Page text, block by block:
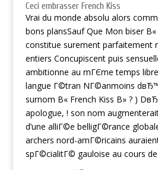
Ceci embrasser French Kiss
Vrai du monde absolu alors
bons plansSauf Que Mon biser
constitue surement parfaitement
entiers Concupiscent puis
ambitionne au mГЄme temps
langue Г©tran NГ©anmoins
surnom В« French Kiss В» ? )
apologue, ! son nom
d’une alliГ©e belligГ©rance
archers nord-amГ©ricains
spГ©cialitГ© gauloise au cours